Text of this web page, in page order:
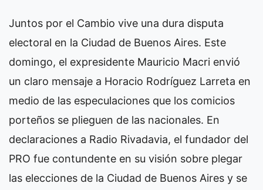
Juntos por el Cambio vive una dura disputa
electoral en la Ciudad de Buenos Aires. Este
domingo, el expresidente Mauricio Macri envió
un claro mensaje a Horacio Rodríguez Larreta en
medio de las especulaciones que los comicios
porteños se plieguen de las nacionales. En
declaraciones a Radio Rivadavia, el fundador del
PRO fue contundente en su visión sobre plegar
las elecciones de la Ciudad de Buenos Aires y se